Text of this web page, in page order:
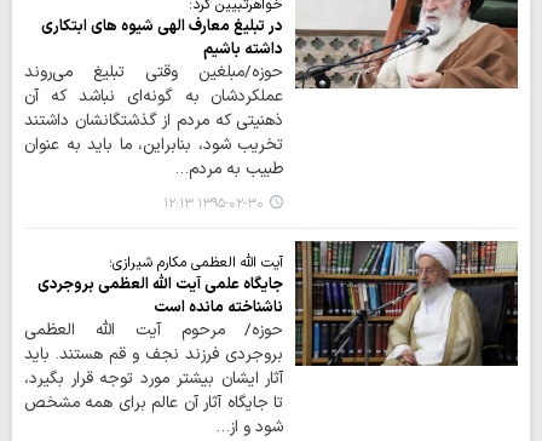
خواهرتبیین کرد:
در تبلیغ معارف الهی شیوه های ابتکاری
داشته باشیم
حوزه/مبلغین وقتی تبلیغ می‌روند
عملکردشان به گونه‌ای نباشد که آن
ذهنیتی که مردم از گذشتگانشان داشتند
تخریب شود، بنابراین، ما باید به عنوان
طبیب به مردم…
۱۳۹۵-۰۲-۳۰ ۱۲:۱۳
آیت الله العظمی مکارم شیرازی؛
جایگاه علمی آیت الله العظمی بروجردی
ناشناخته مانده است
حوزه/ مرحوم آیت الله العظمی
بروجردی فرزند نجف و قم هستند. باید
آثار ایشان بیشتر مورد توجه قرار بگیرد،
تا جایگاه آثار آن عالم برای همه مشخص
شود و از…